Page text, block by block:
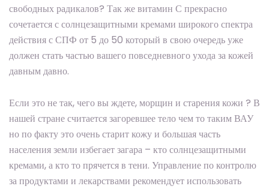
свободных радикалов? Так же витамин С прекрасно
сочетается с солнцезащитными кремами широкого спектра
действия с СПФ от 5 до 50 который в свою очередь уже
должен стать частью вашего повседневного ухода за кожей
давным давно.
Если это не так, чего вы ждете, морщин и старения кожи ? В
нашей стране считается загоревшее тело чем то таким ВАУ
но по факту это очень старит кожу и большая часть
населения земли избегает загара – кто солнцезащитными
кремами, а кто то прячется в тени. Управление по контролю
за продуктами и лекарствами рекомендует использовать